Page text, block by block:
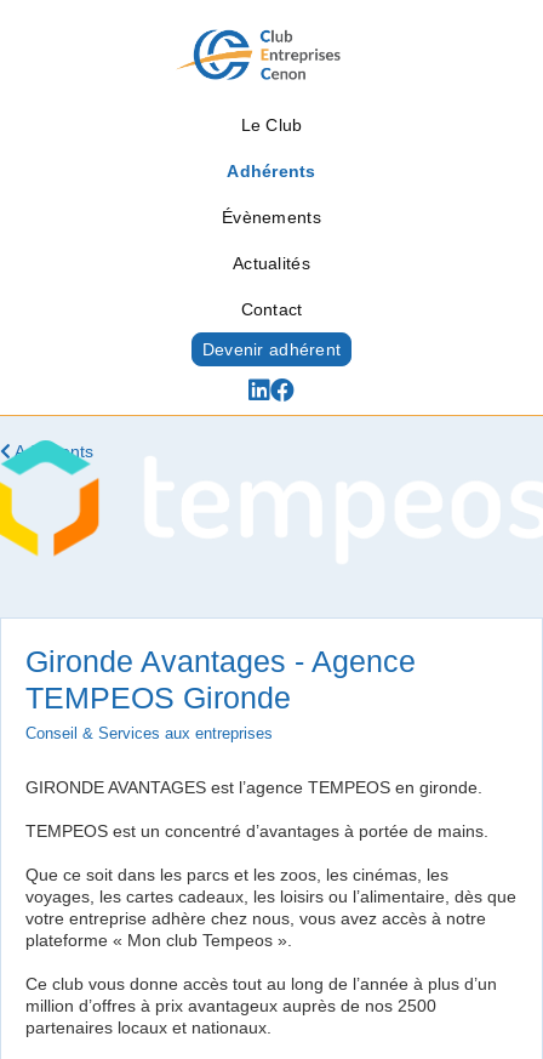
Le Club
Adhérents
Évènements
Actualités
Contact
Devenir adhérent
Adhérents
Gironde Avantages - Agence
TEMPEOS Gironde
Conseil & Services aux entreprises
GIRONDE AVANTAGES est l’agence TEMPEOS en gironde.
TEMPEOS est un concentré d’avantages à portée de mains.
Que ce soit dans les parcs et les zoos, les cinémas, les
voyages, les cartes cadeaux, les loisirs ou l’alimentaire, dès que
votre entreprise adhère chez nous, vous avez accès à notre
plateforme « Mon club Tempeos ».
Ce club vous donne accès tout au long de l’année à plus d’un
million d’offres à prix avantageux auprès de nos 2500
partenaires locaux et nationaux.